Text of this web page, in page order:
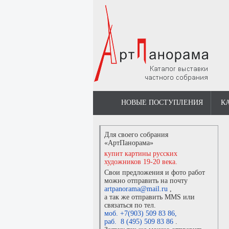
НОВЫЕ ПОСТУПЛЕНИЯ
Для своего собрания
«АртПанорама»
купит картины русских
художников 19-20 века.
Свои предложения и фото работ
можно отправить на почту
artpanorama@mail.ru ,
а так же отправить MMS или
связаться по тел.
моб. +7(903) 509 83 86,
раб. 8 (495) 509 83 86 .